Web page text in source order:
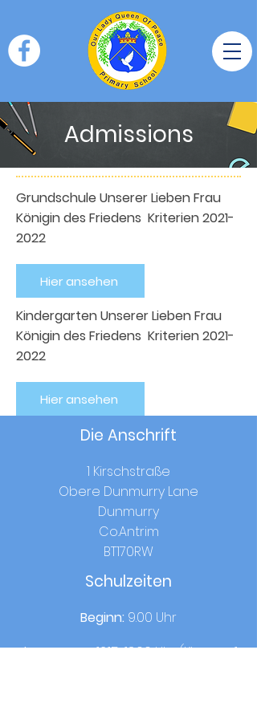
Admissions
Grundschule Unserer Lieben Frau
Königin des Friedens Kriterien2021-
2022
Hier ansehen
Kindergarten Unserer Lieben Frau
Königin des Friedens Kriterien2021-
2022
Hier ansehen
Die Anschrift
1 Kirschstraße
Obere Dunmurry Lane
Dunmurry
Co.Antrim
BT170RW
Schulzeiten
Beginn: 9.00 Uhr
Mittagessen:12.15-13.00Uhr (Klassen 1-